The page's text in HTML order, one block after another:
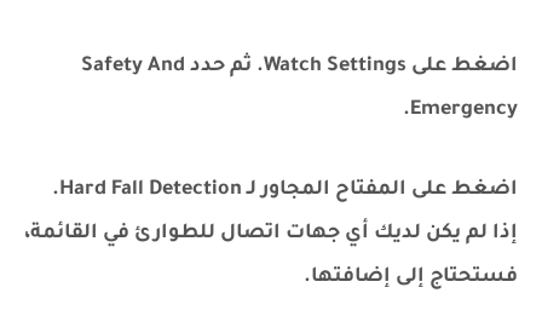
اضغط على Watch Settings. ثم حدد Safety And
Emergency.
اضغط على المفتاح المجاور لـ Hard Fall Detection.
إذا لم يكن لديك أي جهات اتصال للطوارئ في القائمة،
فستحتاج إلى إضافتها.